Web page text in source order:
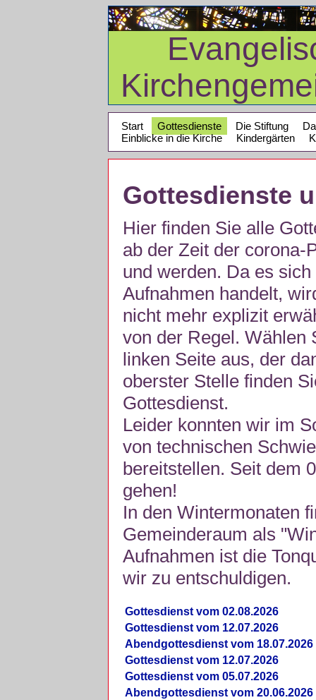
Start Gottesdienste Die Stiftung
Einblicke in die Kirche
Kindergärten
Gottesdienste
Hier finden Sie alle
ab der Zeit der corona-
und werden. Da es
Aufnahmen handelt,
nicht mehr explizit
von der Regel. Wählen
linken Seite aus, der
oberster Stelle finden
Gottesdienst.
Leider konnten wir im
von technischen
bereitstellen. Seit dem
gehen!
In den Wintermonaten
Gemeinderaum als
Aufnahmen ist die
wir zu entschuldigen.
Gottesdienst vom 02.08.2026
Gottesdienst vom 12.07.2026
Abendgottesdienst vom 18.07.2026
Gottesdienst vom 12.07.2026
Gottesdienst vom 05.07.2026
Abendgottesdienst vom 20.06.2026